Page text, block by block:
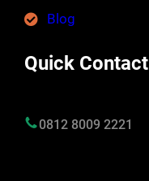
Blog
Quick Contact
0812 8009 2221